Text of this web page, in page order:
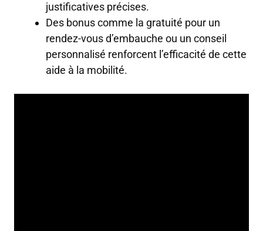
justificatives précises.
Des bonus comme la gratuité pour un
rendez-vous d’embauche ou un conseil
personnalisé renforcent l’efficacité de cette
aide à la mobilité.